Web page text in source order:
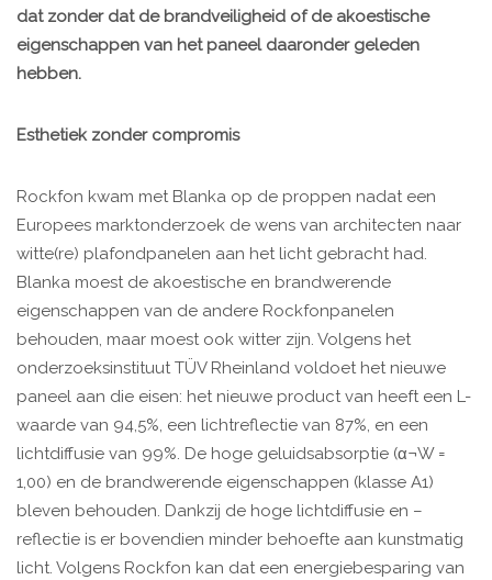
dat zonder dat de brandveiligheid of de akoestische
eigenschappen van het paneel daaronder geleden
hebben.
Esthetiek zonder compromis
Rockfon kwam met Blanka op de proppen nadat een
Europees marktonderzoek de wens van architecten naar
witte(re) plafondpanelen aan het licht gebracht had.
Blanka moest de akoestische en brandwerende
eigenschappen van de andere Rockfonpanelen
behouden, maar moest ook witter zijn. Volgens het
onderzoeksinstituut TÜV Rheinland voldoet het nieuwe
paneel aan die eisen: het nieuwe product van heeft een L-
waarde van 94,5%, een lichtreflectie van 87%, en een
lichtdiffusie van 99%. De hoge geluidsabsorptie (α¬W =
1,00) en de brandwerende eigenschappen (klasse A1)
bleven behouden. Dankzij de hoge lichtdiffusie en –
reflectie is er bovendien minder behoefte aan kunstmatig
licht. Volgens Rockfon kan dat een energiebesparing van